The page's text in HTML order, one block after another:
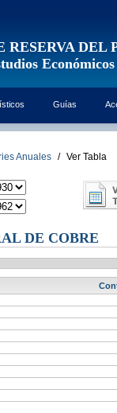
RESERVA DEL
Económicos
Guías
Anuales / Ver Tabla
DE COBRE